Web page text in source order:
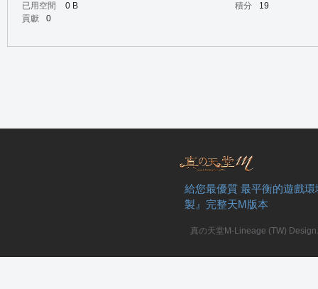
已用空間
0 B 積分
19
貢獻
0
給您最優質 最平衡的遊戲
製』完整天M版本
真の天堂M-Lineage (TW)